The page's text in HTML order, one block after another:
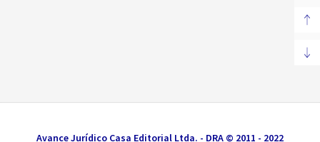
Avance Jurídico Casa Editorial Ltda. - DRA © 2011 - 2022